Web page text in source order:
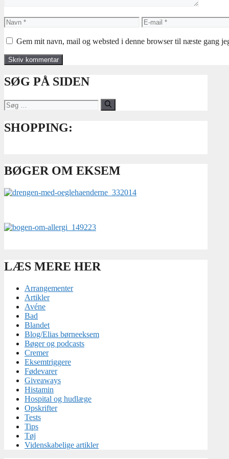
Navn
E-
mail
Gem mit navn, mail og websted i denne browser til næste gang
SØG PÅ SIDEN
Søg
efter:
SHOPPING:
BØGER OM EKSEM
LÆS MERE HER
Arrangementer
Artikler
Avéne
Bad
Blandet
Blog/Elias børneeksem
Bøger og podcasts
Cremer
Eksemtriggere
Fødevarer
Giveaways
Histamin
Hospital og hudlæge
Opskrifter
Tests
Tips
Tøj
Videnskabelige artikler